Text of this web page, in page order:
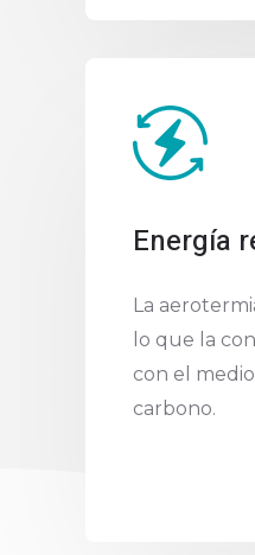
Energía
La
lo que la
con el
carbono.